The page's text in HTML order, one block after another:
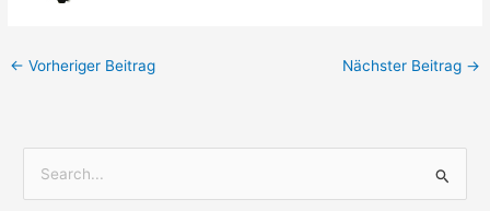
← Vorheriger Beitrag Nächster Beitrag →